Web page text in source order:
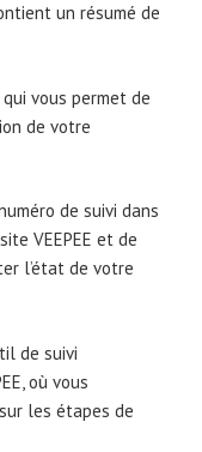
un résumé de
vous permet de
de votre
de suivi dans
VEEPEE et de
l’état de votre
de suivi
où vous
les étapes de